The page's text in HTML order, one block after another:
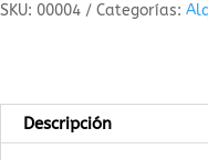
SKU: 00004 Categorías:
Descripción